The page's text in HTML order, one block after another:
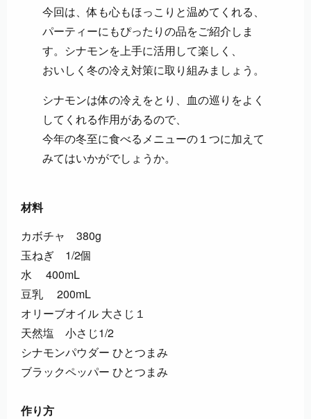
今回は、体も心もほっこりと温めてくれる、
パーティーにもぴったりの品をご紹介しま
す。シナモンを上手に活用して楽しく、
おいしく冬の冷え対策に取り組みましょう。
シナモンは体の冷えをとり、血の巡りをよく
してくれる作用があるので、
今年の冬至に食べるメニューの１つに加えて
みてはいかがでしょうか。
材料
カボチャ 380g
玉ねぎ 1/2個
⽔ 400mL
豆乳 200mL
オリーブオイル 大さじ１
天然塩 小さじ1/2
シナモンパウダー ひとつまみ
ブラックペッパー ひとつまみ
作り方